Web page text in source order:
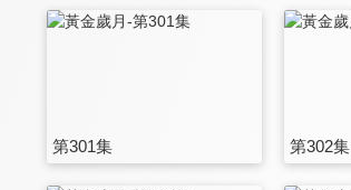
第301集 第302集